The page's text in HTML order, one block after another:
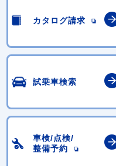
カタログ請求
試乗車検索
車検/点検/
整備予約